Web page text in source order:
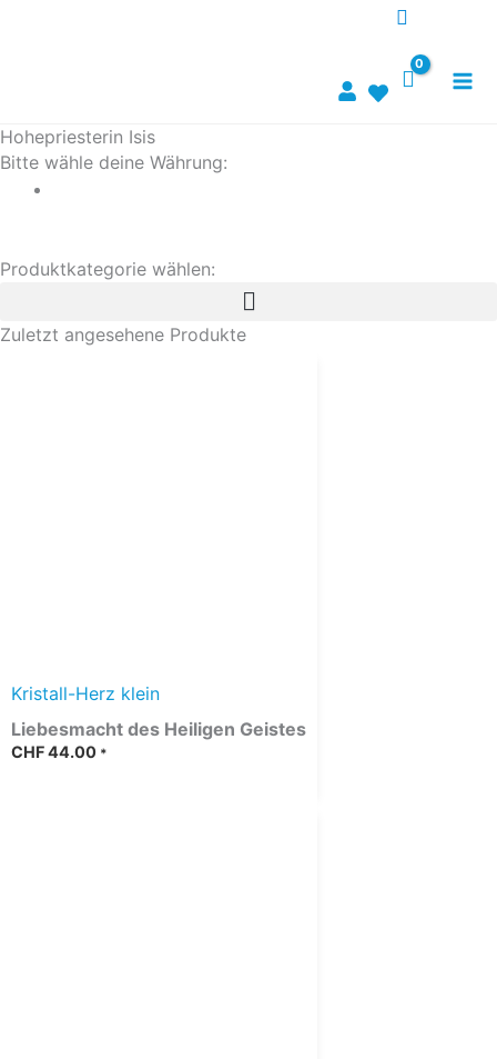
Hohepriesterin Isis
Bitte wähle deine Währung:
Produktkategorie wählen:
Zuletzt angesehene Produkte
Kristall-Herz klein
Liebesmacht des Heiligen Geistes
CHF44.00 *